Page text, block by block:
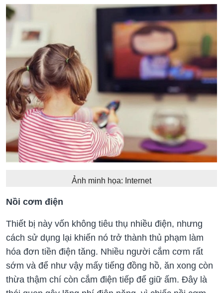
Ảnh minh họa: Internet
Nồi cơm điện
Thiết bị này vốn không tiêu thụ nhiều điện, nhưng
cách sử dụng lại khiến nó trở thành thủ phạm làm
hóa đơn tiền điện tăng. Nhiều người cắm cơm rất
sớm và để như vậy mấy tiếng đồng hồ, ăn xong còn
thừa thậm chí còn cắm điện tiếp để giữ ấm. Đây là